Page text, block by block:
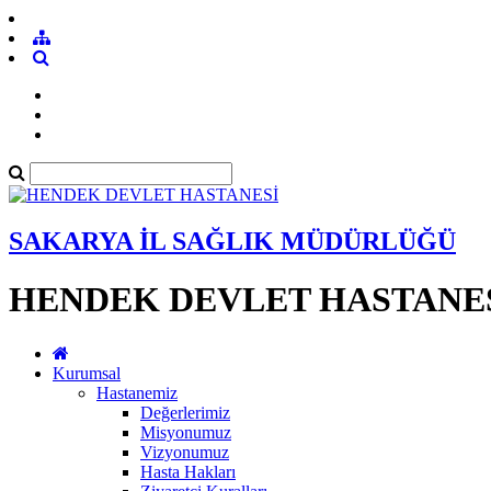
SAKARYA İL SAĞLIK MÜDÜRLÜĞÜ
HENDEK DEVLET
Kurumsal
Hastanemiz
Değerlerimiz
Misyonumuz
Vizyonumuz
Hasta Hakları